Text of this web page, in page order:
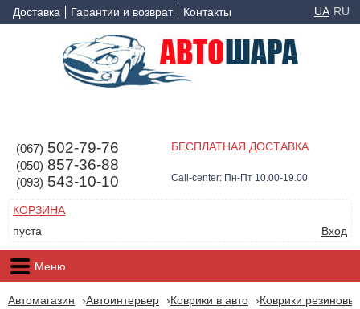
Доставка Гарантии и возврат Контакты UA RU
(067) 502-79-76
(050) 857-36-88
(093) 543-10-10
БЕСПЛАТНАЯ ДОСТАВКА
Call-center: Пн-Пт 10.00-19.00
КОРЗИНА
пуста
Вход
Меню
Автомагазин Автоинтерьер Коврики в авто Коврики